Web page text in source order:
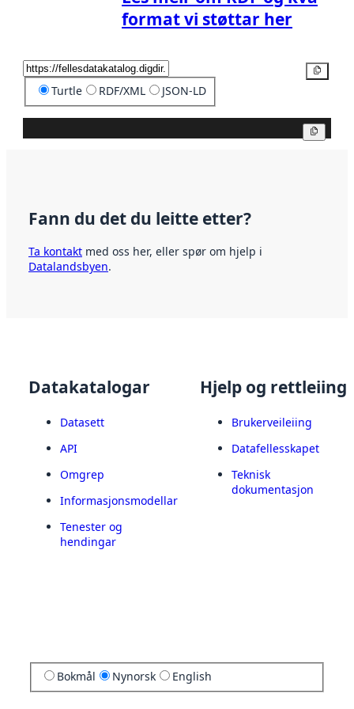
format vi støttar her
Turtle RDF/XML JSON-LD
Fann du det du leitte etter?
Ta kontakt med oss her, eller spør om hjelp i
Datalandsbyen.
Datakatalogar
Datasett
API
Omgrep
Informasjonsmodellar
Tenester og
hendingar
Hjelp og rettleiing
Brukerveileiing
Datafellesskapet
Teknisk
dokumentasjon
Bokmål Nynorsk English